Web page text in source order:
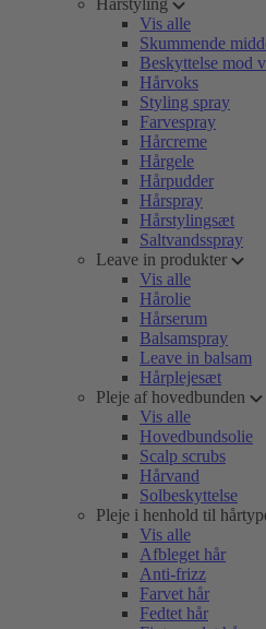
Hårstyling
Vis alle
Skummende
Beskyttelse mod
Hårvoks
Styling spray
Farvespray
Hårcreme
Hårgele
Hårpudder
Hårspray
Hårstylingsæt
Saltvandsspray
Leave in produkter
Vis alle
Hårolie
Hårserum
Balsamspray
Leave in balsam
Hårplejesæt
Pleje af hovedbunden
Vis alle
Hovedbundsolie
Scalp scrubs
Hårvand
Solbeskyttelse
Pleje i henhold til
Vis alle
Afbleget hår
Anti-frizz
Farvet hår
Fedtet hår